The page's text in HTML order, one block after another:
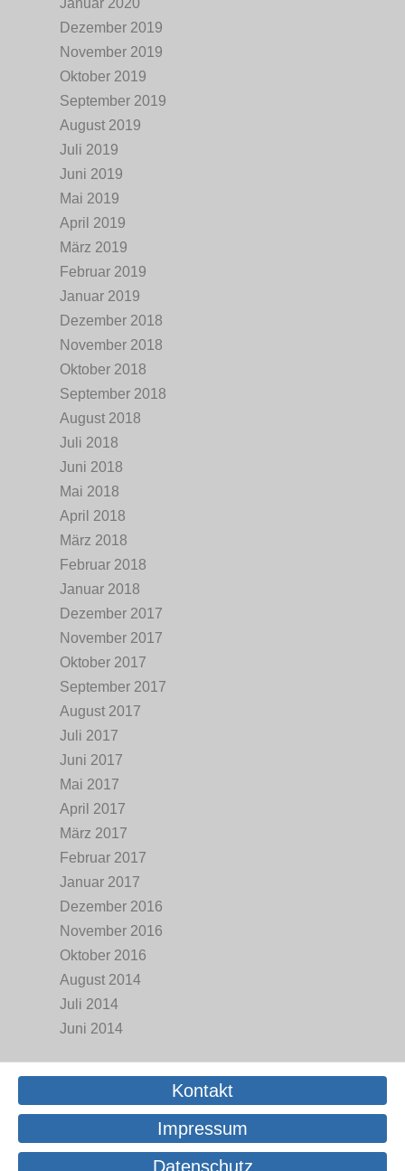
Januar 2020
Dezember 2019
November 2019
Oktober 2019
September 2019
August 2019
Juli 2019
Juni 2019
Mai 2019
April 2019
März 2019
Februar 2019
Januar 2019
Dezember 2018
November 2018
Oktober 2018
September 2018
August 2018
Juli 2018
Juni 2018
Mai 2018
April 2018
März 2018
Februar 2018
Januar 2018
Dezember 2017
November 2017
Oktober 2017
September 2017
August 2017
Juli 2017
Juni 2017
Mai 2017
April 2017
März 2017
Februar 2017
Januar 2017
Dezember 2016
November 2016
Oktober 2016
August 2014
Juli 2014
Juni 2014
Kontakt
Impressum
Datenschutz